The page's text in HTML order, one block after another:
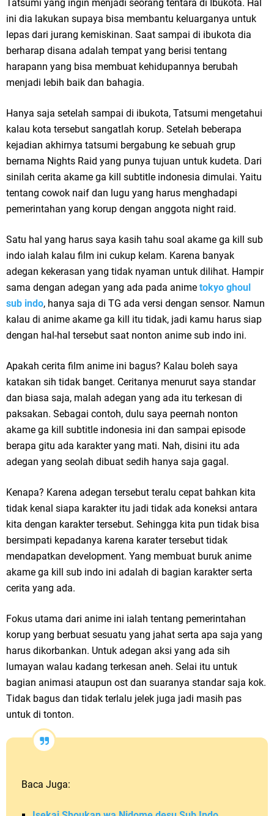
Tatsumi yang ingin menjadi seorang tentara di Ibukota. Hal
ini dia lakukan supaya bisa membantu keluarganya untuk
lepas dari jurang kemiskinan. Saat sampai di ibukota dia
berharap disana adalah tempat yang berisi tentang
harapann yang bisa membuat kehidupannya berubah
menjadi lebih baik dan bahagia.
Hanya saja setelah sampai di ibukota, Tatsumi mengetahui
kalau kota tersebut sangatlah korup. Setelah beberapa
kejadian akhirnya tatsumi bergabung ke sebuah grup
bernama Nights Raid yang punya tujuan untuk kudeta. Dari
sinilah cerita akame ga kill subtitle indonesia dimulai. Yaitu
tentang cowok naif dan lugu yang harus menghadapi
pemerintahan yang korup dengan anggota night raid.
Satu hal yang harus saya kasih tahu soal akame ga kill sub
indo ialah kalau film ini cukup kelam. Karena banyak
adegan kekerasan yang tidak nyaman untuk dilihat. Hampir
sama dengan adegan yang ada pada anime tokyo ghoul
sub indo, hanya saja di TG ada versi dengan sensor. Namun
kalau di anime akame ga kill itu tidak, jadi kamu harus siap
dengan hal-hal tersebut saat nonton anime sub indo ini.
Apakah cerita film anime ini bagus? Kalau boleh saya
katakan sih tidak banget. Ceritanya menurut saya standar
dan biasa saja, malah adegan yang ada itu terkesan di
paksakan. Sebagai contoh, dulu saya peernah nonton
akame ga kill subtitle indonesia ini dan sampai episode
berapa gitu ada karakter yang mati. Nah, disini itu ada
adegan yang seolah dibuat sedih hanya saja gagal.
Kenapa? Karena adegan tersebut teralu cepat bahkan kita
tidak kenal siapa karakter itu jadi tidak ada koneksi antara
kita dengan karakter tersebut. Sehingga kita pun tidak bisa
bersimpati kepadanya karena karater tersebut tidak
mendapatkan development. Yang membuat buruk anime
akame ga kill sub indo ini adalah di bagian karakter serta
cerita yang ada.
Fokus utama dari anime ini ialah tentang pemerintahan
korup yang berbuat sesuatu yang jahat serta apa saja yang
harus dikorbankan. Untuk adegan aksi yang ada sih
lumayan walau kadang terkesan aneh. Selai itu untuk
bagian animasi ataupun ost dan suaranya standar saja kok.
Tidak bagus dan tidak terlalu jelek juga jadi masih pas
untuk di tonton.
Baca Juga: